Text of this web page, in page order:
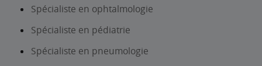
Spécialiste en ophtalmologie
Spécialiste en pédiatrie
Spécialiste en pneumologie